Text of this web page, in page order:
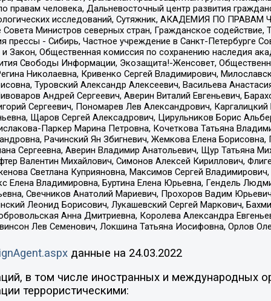
правам человека, Дальневосточный центр развития
исследований, Сутяжник, АКАДЕМИЯ ПО ПРАВАМ
Министров северных стран, Гражданское
прессы - Сибирь, Частное учреждение в Санкт-Петербурге
Закон, Общественная комиссия по сохранению наследия
Свободы Информации, Экозащита!-Женсовет,
Николаевна, Кривенко Сергей Владимирович,
Туровский Александр Алексеевич, Васильева
Андрей Сергеевич, Аверин Виталий Евгеньевич,
Сергеевич, Пономарев Лев Александрович,
Щаров Сергей Алексадрович, Цирульников Борис
Паркер Марина Петровна, Кочеткова Татьяна
Рачинский Ян Збигневич, Жемкова Елена
Сергеевна, Аверин Владимир Анатольевич, Щур Татьяна
Валентин Михайлович, Симонов Алексей Кириллович,
Светлана Куприяновна, Максимов Сергей
Елена Владимировна, Буртина Елена Юрьевна, Гендель
Свечников Анатолий Мариевич, Прохоров Вадим
Леонид Борисович, Лукашевский Сергей Маркович,
Анна Дмитриевна, Королева Александра
Лев Семенович, Локшина Татьяна Иосифовна, Орлов
данные на 24.03.2022
в том числе иностранных и международных
террористическими: